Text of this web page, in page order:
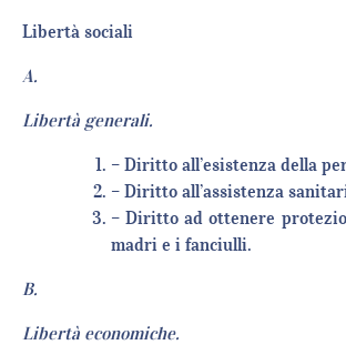
Libertà sociali
A.
Libertà generali.
– Diritto all’esistenza della
– Diritto all’assistenza
– Diritto ad ottenere
madri e i fanciulli.
B.
Libertà economiche.